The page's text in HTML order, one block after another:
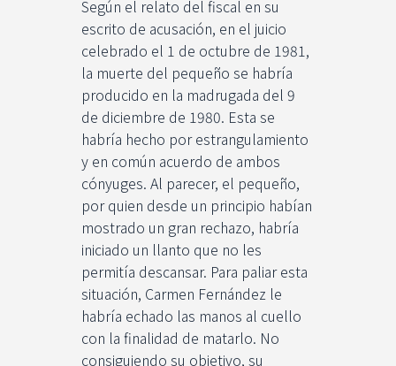
Según el relato del fiscal en su
escrito de acusación, en el juicio
celebrado el 1 de octubre de 1981,
la muerte del pequeño se habría
producido en la madrugada del 9
de diciembre de 1980. Esta se
habría hecho por estrangulamiento
y en común acuerdo de ambos
cónyuges. Al parecer, el pequeño,
por quien desde un principio habían
mostrado un gran rechazo, habría
iniciado un llanto que no les
permitía descansar. Para paliar esta
situación, Carmen Fernández le
habría echado las manos al cuello
con la finalidad de matarlo. No
consiguiendo su objetivo, su